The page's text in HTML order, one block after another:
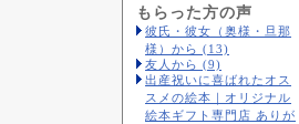
もらった方の声
彼氏・彼女（奥様・旦那
様）から (13)
友人から (9)
出産祝いに喜ばれたオス
スメの絵本｜オリジナル
絵本ギフト専門店 ありが